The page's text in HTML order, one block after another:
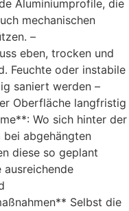
Aluminiumprofile, die
mechanischen
–
eben, trocken und
Feuchte oder instabile
saniert werden –
Oberfläche langfristig
Wo sich hinter der
bei abgehängten
diese so geplant
ausreichende
Selbst die